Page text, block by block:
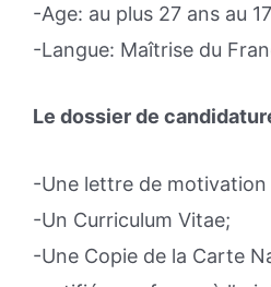
-Age: au plus 27 ans au
-Langue: Maîtrise du
Le dossier de
-Une lettre de motivation
-Un Curriculum Vitae;
-Une Copie de la Carte